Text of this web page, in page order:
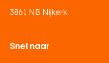
3861 NB Nijkerk
Snel naar